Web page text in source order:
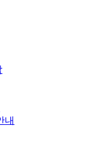
내